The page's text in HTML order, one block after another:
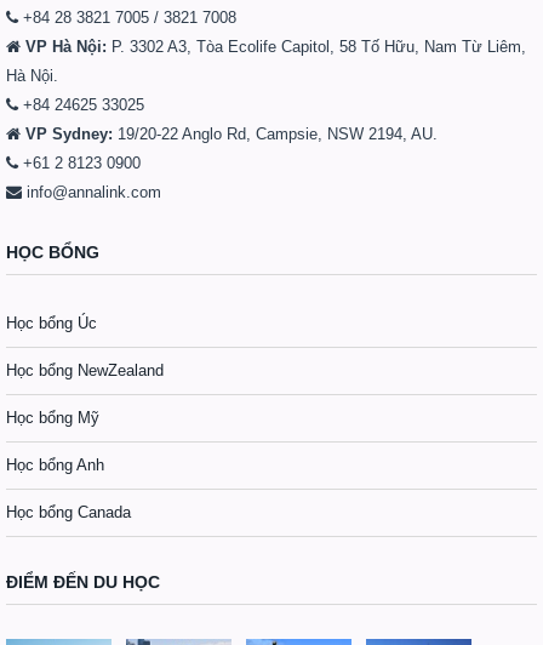
+84 28 3821 7005 / 3821 7008
VP Hà Nội: P. 3302 A3, Tòa Ecolife Capitol, 58 Tố Hữu, Nam Từ Liêm,
Hà Nội.
+84 24625 33025
VP Sydney: 19/20-22 Anglo Rd, Campsie, NSW 2194, AU.
+61 2 8123 0900
info@annalink.com
HỌC BỔNG
Học bổng Úc
Học bổng NewZealand
Học bổng Mỹ
Học bổng Anh
Học bổng Canada
ĐIỂM ĐẾN DU HỌC